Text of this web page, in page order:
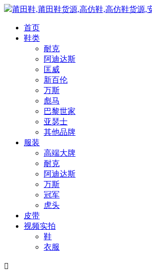
莆田鞋,莆田鞋货源,高仿鞋,高仿鞋货源,
首页
鞋类
耐克
阿迪达斯
匡威
新百伦
万斯
彪马
巴黎世家
亚瑟士
其他品牌
服装
高端大牌
耐克
阿迪达斯
万斯
冠军
虎头
皮带
视频实拍
鞋
衣服
